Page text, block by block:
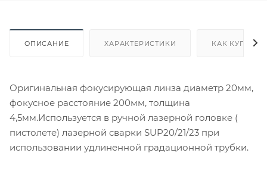
ОПИСАНИЕ ХАРАКТЕРИСТИКИ КАК КУПИТЬ
Оригинальная фокусирующая линза диаметр 20мм,
фокусное расстояние 200мм, толщина
4,5мм.Используется в ручной лазерной головке (
пистолете) лазерной сварки SUP20/21/23 при
использовании удлиненной градационной трубки.